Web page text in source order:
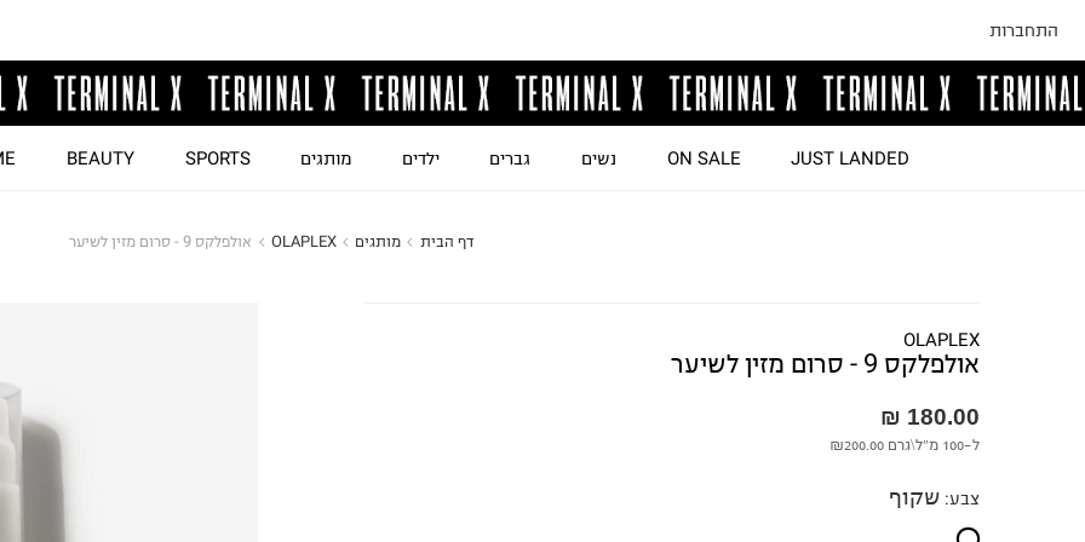
התחברות
JUST LANDED
ON SALE נשים גברים ילדים מותגים SPORTS
BEAUTY
דף הבית מותגים OLAPLEX אולפלקס 9 - סרום מזין לשיער
OLAPLEX
אולפלקס 9 - סרום מזין לשיער
180.00 ₪
₪200.00 ל-100 מ"ל\גרם
צבע: שקוף